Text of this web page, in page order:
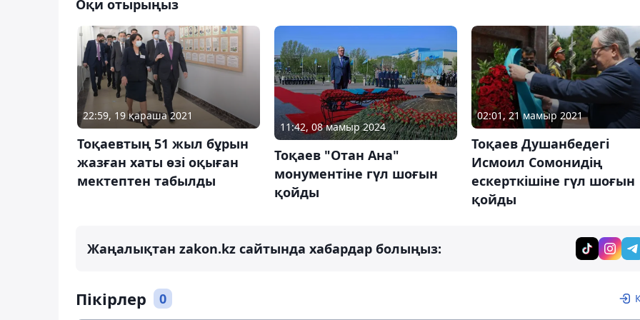
Оқи отырыңыз
22:59, 19 қараша 2021
Тоқаевтың 51 жыл бұрын
жазған хаты өзі оқыған
мектептен табылды
11:42, 08 мамыр 2024
Тоқаев "Отан Ана"
монументіне гүл шоғын
қойды
02:01, 21 мамыр 2021
Тоқаев Душанбедегі
Исмоил Сомонидің
ескерткішіне гүл шоғын
қойды
Жаңалықтан zakon.kz сайтында хабардар болыңыз:
Пікірлер 0